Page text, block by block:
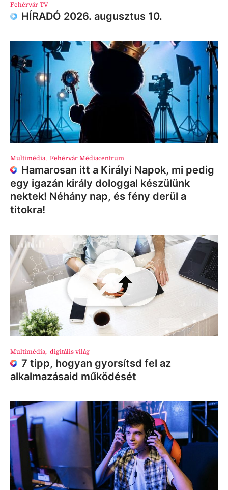
Fehérvár TV
HÍRADÓ 2026. augusztus 10.
Multimédia, Fehérvár Médiacentrum
Hamarosan itt a Királyi Napok, mi pedig
egy igazán király dologgal készülünk
nektek! Néhány nap, és fény derül a
titokra!
Multimédia, digitális világ
7 tipp, hogyan gyorsítsd fel az
alkalmazásaid működését